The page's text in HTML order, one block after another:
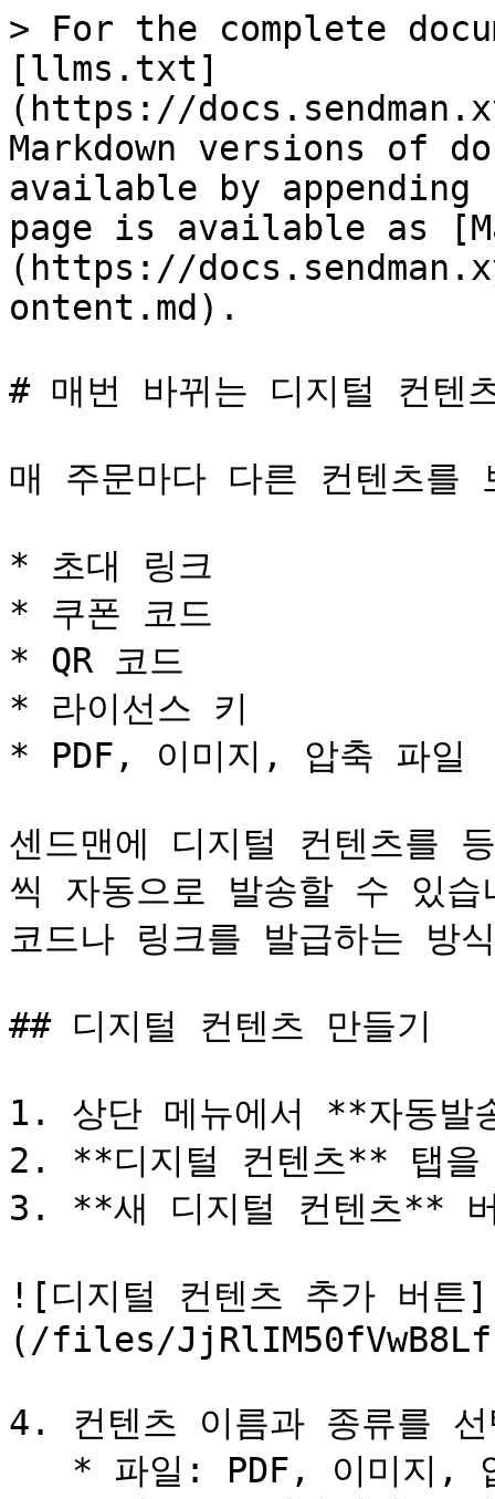
> For the complete
[llms.txt]
(https://
Markdown versions of
available by
page is available as
(https://
ontent.md).
# 매번 바뀌는 디지털 컨텐
매 주문마다 다른 컨텐츠를
* 초대 링크
* 쿠폰 코드
* QR 코드
* 라이선스 키
* PDF, 이미지, 압축 파일
센드맨에 디지털 컨텐츠를
씩 자동으로 발송할 수 있
코드나 링크를 발급하는 방
## 디지털 컨텐츠 만들기
1. 상단 메뉴에서 **자동발
2. **디지털 컨텐츠** 탭을
3. **새 디지털 컨텐츠**
![디지털 컨텐츠 추가 버튼]
(/files/
4. 컨텐츠 이름과 종류를 선